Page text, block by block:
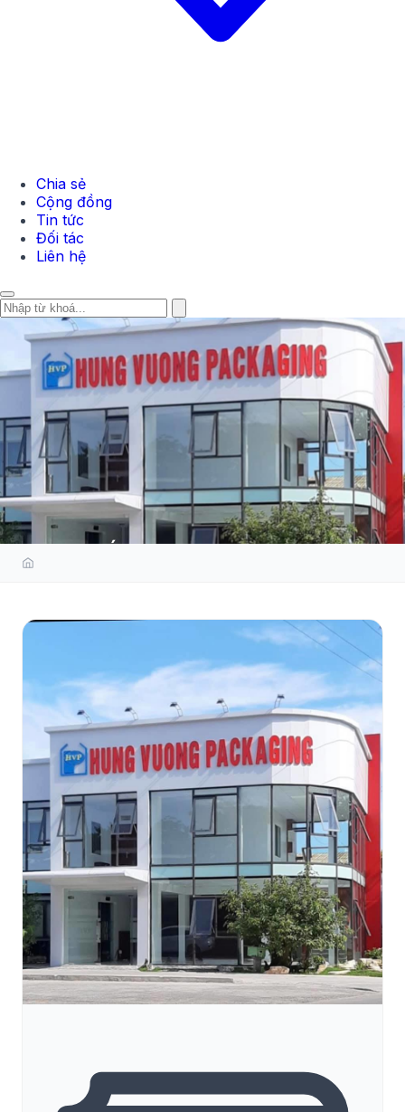
Chia sẻ
Cộng đồng
Tin tức
Đối tác
Liên hệ